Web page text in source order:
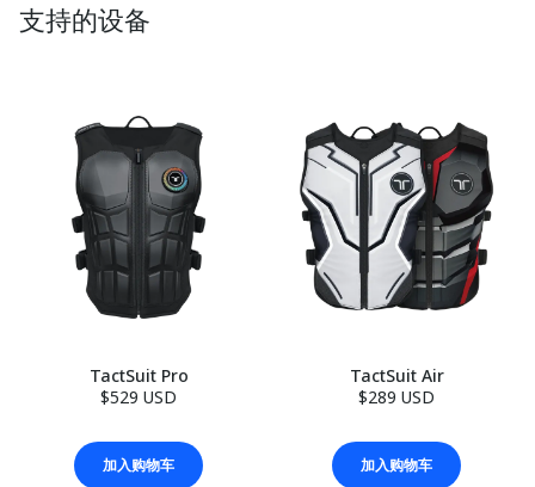
支持的设备
TactSuit Pro
$529 USD
加入购物车
TactSuit Air
$289 USD
加入购物车